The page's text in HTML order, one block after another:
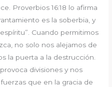
Proverbios 16:18 lo afirma
es la soberbia, y
Cuando permitimos
no solo nos alejamos de
la puerta a la destrucción.
divisiones y nos
que en la gracia de